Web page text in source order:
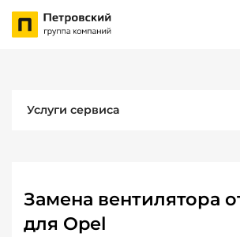
Услуги сервиса
Замена вентилятора
для Opel